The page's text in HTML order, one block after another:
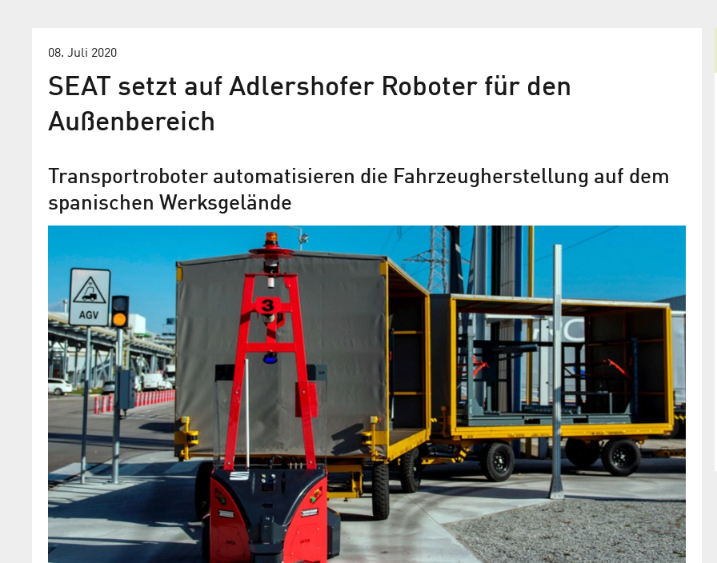
08. Juli 2020
SEAT setzt auf Adlershofer Roboter für den
Außenbereich
Transport­roboter automatisieren die Fahrzeug­herstellung auf dem
spanischen Werksgelände
InSystems Automation wird zu ASTI
Mobile Robotics und erhält neues
Management
Henry Stubert und Torsten Gast ziehen sich nach
über 20 Jahren aus der Geschäftsführung zurück
Forschungsprojekt „Flow-Pro“
gestartet
ASTI InSystems entwickelt gemeinsam mit
Projektpartnern ein klimaschonendes, sich selbst
organisierendes Logistik-Netzwerk